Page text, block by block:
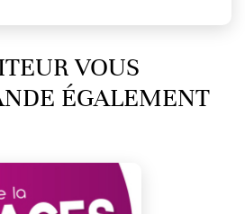
VOUS
ÉGALEMENT